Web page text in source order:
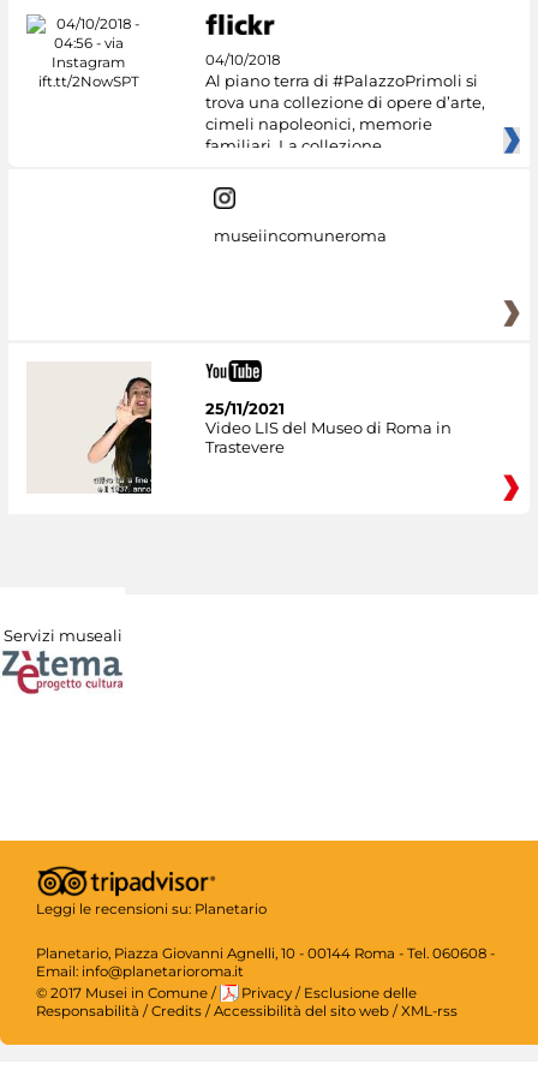
04/10/2018
Al piano terra di #PalazzoPrimoli si
trova una collezione di opere d’arte,
cimeli napoleonici, memorie
familiari. La collezione
museiincomuneroma
25/11/2021
Video LIS del Museo di Roma in
Trastevere
Servizi museali
Leggi le recensioni su: Planetario
Planetario, Piazza Giovanni Agnelli, 10 - 00144 Roma - Tel. 060608 -
Email: info@planetarioroma.it
© 2017 Musei in Comune / Privacy / Esclusione delle
Responsabilità / Credits / Accessibilità del sito web / XML-rss